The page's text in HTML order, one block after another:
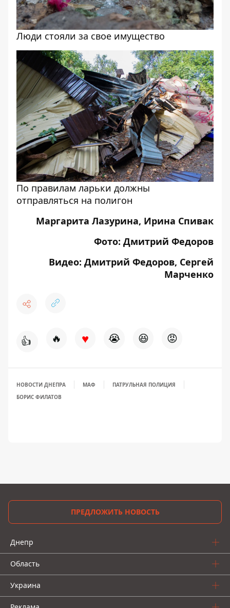
Люди стояли за свое имущество
По правилам ларьки должны
отправляться на полигон
Маргарита Лазурина, Ирина Спивак
Фото: Дмитрий Федоров
Видео: Дмитрий Федоров, Сергей
Марченко
👍 🔥 ♥ 😭 😆 😡
НОВОСТИ ДНЕПРА МАФ
ПАТРУЛЬНАЯ ПОЛИЦИЯ
БОРИС ФИЛАТОВ
ПРЕДЛОЖИТЬ НОВОСТЬ
Днепр
Область
Украина